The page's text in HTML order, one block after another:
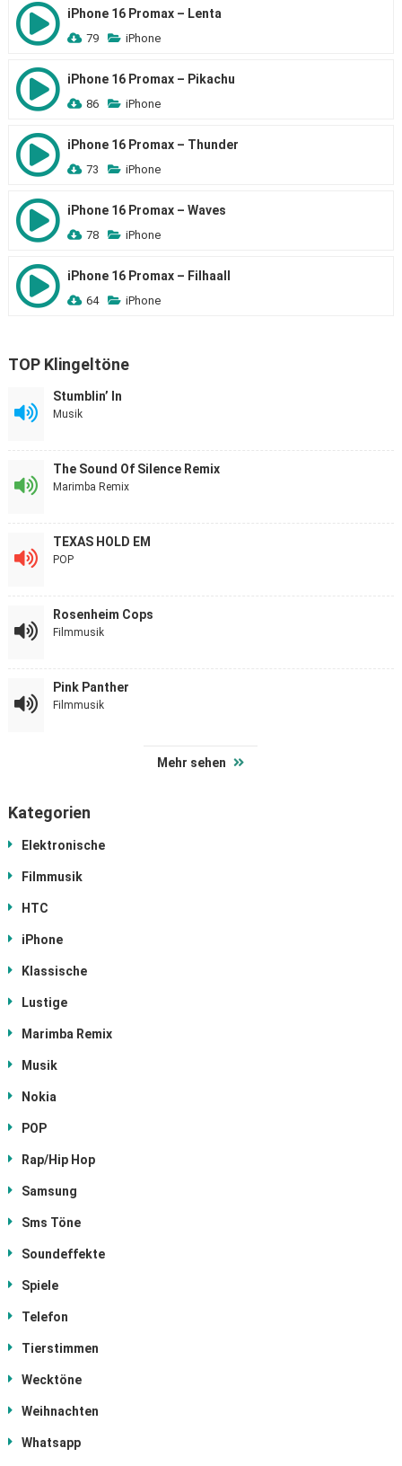
iPhone 16 Promax – Lenta
79 iPhone
iPhone 16 Promax – Pikachu
86 iPhone
iPhone 16 Promax – Thunder
73 iPhone
iPhone 16 Promax – Waves
78 iPhone
iPhone 16 Promax – Filhaall
64 iPhone
TOP Klingeltöne
Stumblin’ In
Musik
The Sound Of Silence Remix
Marimba Remix
TEXAS HOLD EM
POP
Rosenheim Cops
Filmmusik
Pink Panther
Filmmusik
Mehr sehen
Kategorien
Elektronische
Filmmusik
HTC
iPhone
Klassische
Lustige
Marimba Remix
Musik
Nokia
POP
Rap/Hip Hop
Samsung
Sms Töne
Soundeffekte
Spiele
Telefon
Tierstimmen
Wecktöne
Weihnachten
Whatsapp